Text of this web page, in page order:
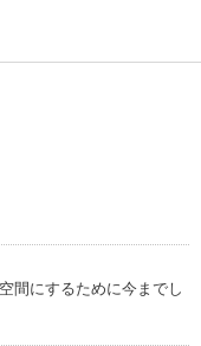
間にするために今までし